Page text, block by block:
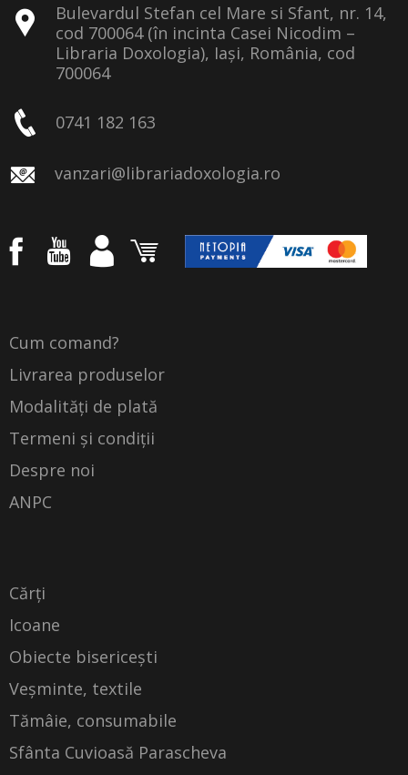
Bulevardul Stefan cel Mare si Sfant, nr. 14,
cod 700064 (în incinta Casei Nicodim –
Libraria Doxologia), Iași, România, cod
700064
0741 182 163
vanzari@librariadoxologia.ro
Cum comand?
Livrarea produselor
Modalități de plată
Termeni și condiții
Despre noi
ANPC
Cărți
Icoane
Obiecte bisericești
Veșminte, textile
Tămâie, consumabile
Sfânta Cuvioasă Parascheva